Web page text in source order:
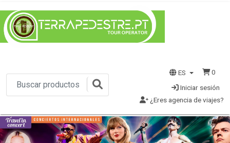
ES
0
Iniciar sesión
¿Eres agencia de viajes?